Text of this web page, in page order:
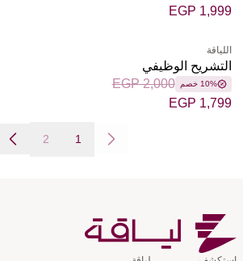
EGP 1,999
اللياقة
التشريح الوظيفي
10% خصم
EGP 2,000
EGP 1,799
1
2